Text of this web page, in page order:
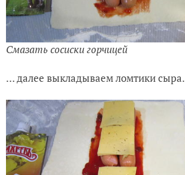
Смазать сосиски горчицей
… далее выкладываем ломтики сыра.